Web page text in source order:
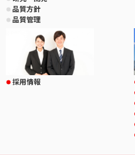
品質方針
品質管理
採用情報